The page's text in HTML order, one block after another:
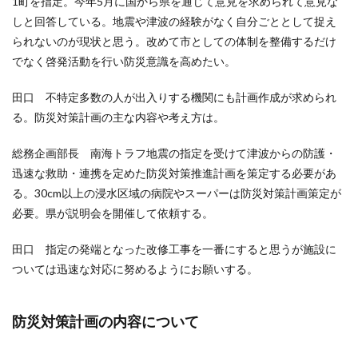
しと回答している。地震や津波の経験がなく自分ごととして捉え
られないのが現状と思う。改めて市としての体制を整備するだけ
でなく啓発活動を行い防災意識を高めたい。
田口 不特定多数の人が出入りする機関にも計画作成が求められ
る。防災対策計画の主な内容や考え方は。
総務企画部長 南海トラフ地震の指定を受けて津波からの防護・
迅速な救助・連携を定めた防災対策推進計画を策定する必要があ
る。30cm以上の浸水区域の病院やスーパーは防災対策計画策定が
必要。県が説明会を開催して依頼する。
田口 指定の発端となった改修工事を一番にすると思うが施設に
ついては迅速な対応に努めるようにお願いする。
防災対策計画の内容について